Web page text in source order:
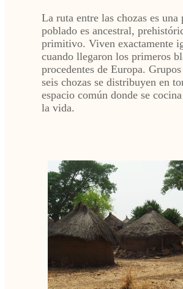
La ruta entre las chozas es una
poblado es ancestral,
primitivo. Viven exactamente
cuando llegaron los primeros
procedentes de Europa.
seis chozas se distribuyen en
espacio común donde se
la vida.